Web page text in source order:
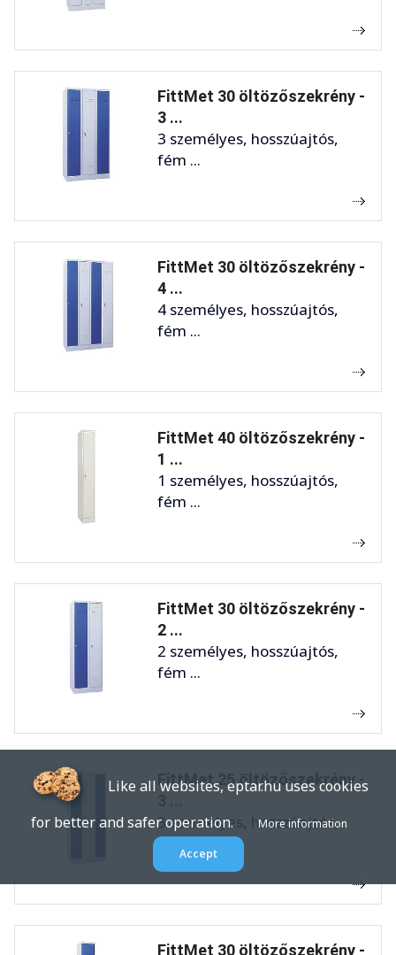
FittMet 30 öltözőszekrény -
3 ...
3 személyes, hosszúajtós,
fém ...
FittMet 30 öltözőszekrény -
4 ...
4 személyes, hosszúajtós,
fém ...
FittMet 40 öltözőszekrény -
1 ...
1 személyes, hosszúajtós,
fém ...
FittMet 30 öltözőszekrény -
2 ...
2 személyes, hosszúajtós,
fém ...
FittMet 25 öltözőszekrény -
3 személyes, hosszúajtós,
fém ...
FittMet 30 öltözőszekrény -
Like all websites, eptar.hu uses cookies
for better and safer operation.More information
Accept